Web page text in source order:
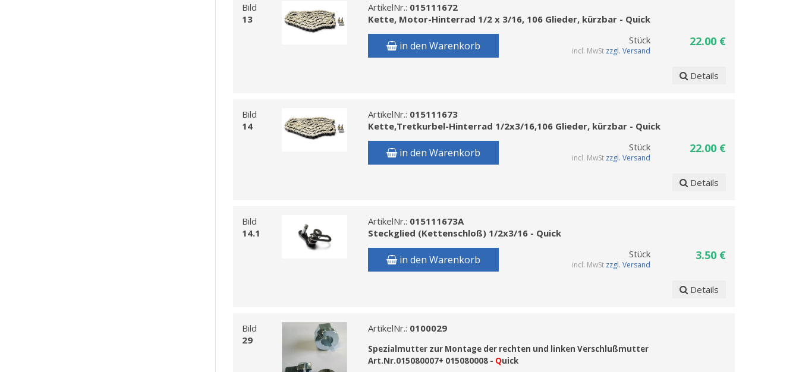
Bild
13
ArtikelNr.: 015111672
Kette, Motor-Hinterrad 1/2 x 3/16, 106 Glieder, kürzbar - Quick
in den Warenkorb Stück
incl. MwSt zzgl. Versand
22.00 €
Details
Bild
14
ArtikelNr.: 015111673
Kette,Tretkurbel-Hinterrad 1/2x3/16,106 Glieder, kürzbar - Quick
in den Warenkorb Stück
incl. MwSt zzgl. Versand
22.00 €
Details
Bild
14.1
ArtikelNr.: 015111673A
Steckglied (Kettenschloß) 1/2x3/16 - Quick
in den Warenkorb Stück
incl. MwSt zzgl. Versand
3.50 €
Details
Bild
29
ArtikelNr.: 0100029
Spezialmutter zur Montage der rechten und linken Verschlußmutter
Art.Nr.015080007+ 015080008 - Quick